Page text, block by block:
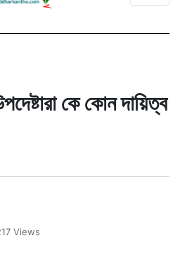
কে কোন দায়িত্ব
Views